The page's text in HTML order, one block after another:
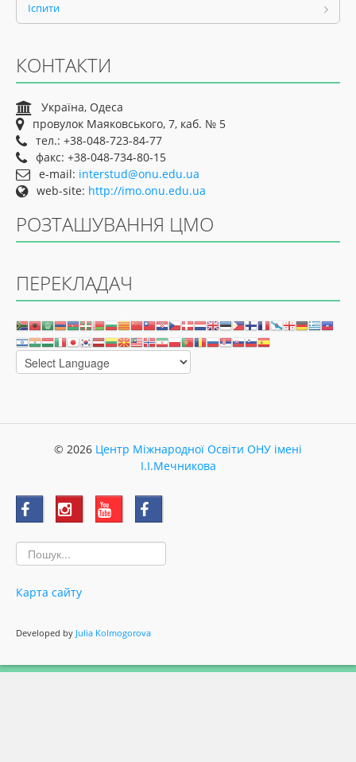
Іспити
КОНТАКТИ
Україна, Одеса
провулок Маяковського, 7, каб. № 5
тел.: +38-048-723-84-77
факс: +38-048-734-80-15
e-mail: interstud@onu.edu.ua
web-site: http://imo.onu.edu.ua
РОЗТАШУВАННЯ ЦМО
ПЕРЕКЛАДАЧ
© 2026 Центр Міжнародної Освіти ОНУ імені
І.І.Мечникова
Карта сайту
Developed by Julia Kolmogorova